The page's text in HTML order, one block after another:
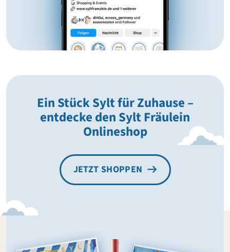
Ein Stück Sylt für Zuhause –
entdecke den Sylt Fräulein
Onlineshop
JETZT SHOPPEN